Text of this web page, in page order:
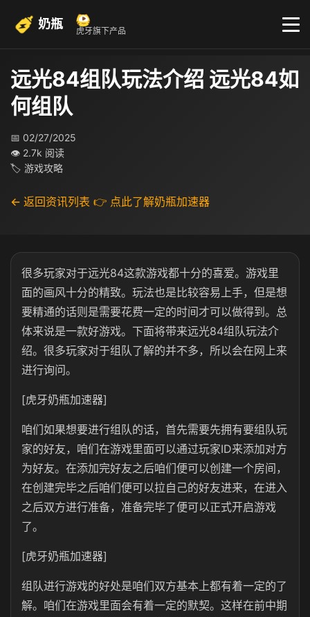
奶瓶 虎牙旗下产品
远光84组队玩法介绍 远光84如
何组队
📅 02/27/2025
👁 2.7k 阅读
🏷 游戏攻略
← 返回资讯列表 👉 点此了解奶瓶加速器
很多玩家对于远光84这款游戏都十分的喜爱。游戏里
面的画风十分的精致。玩法也是比较容易上手，但是想
要精通的话则是需要花费一定的时间才可以做得到。总
体来说是一款好游戏。下面将带来远光84组队玩法介
绍。很多玩家对于组队了解的并不多，所以会在网上来
进行询问。
[虎牙奶瓶加速器]
咱们如果想要进行组队的话，首先需要先拥有要组队玩
家的好友，咱们在游戏里面可以通过玩家ID来添加对方
为好友。在添加完好友之后咱们便可以创建一个房间，
在创建完毕之后咱们便可以拉自己的好友进来，在进入
之后双方进行准备，准备完毕了便可以正式开启游戏
了。
[虎牙奶瓶加速器]
组队进行游戏的好处是咱们双方基本上都有着一定的了
解。咱们在游戏里面会有着一定的默契。这样在前中期